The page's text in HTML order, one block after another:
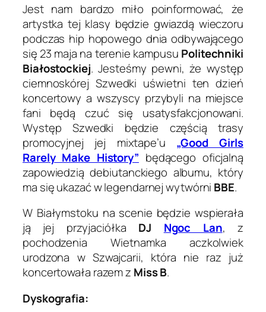
Jest nam bardzo miło poinformować, że
artystka tej klasy będzie gwiazdą wieczoru
podczas hip hopowego dnia odbywającego
się 23 maja na terenie kampusu Politechniki
Białostockiej. Jesteśmy pewni, że występ
ciemnoskórej Szwedki uświetni ten dzień
koncertowy a wszyscy przybyli na miejsce
fani będą czuć się usatysfakcjonowani.
Występ Szwedki będzie częścią trasy
promocyjnej jej mixtape’u „Good Girls
Rarely Make History” będącego oficjalną
zapowiedzią debiutanckiego albumu, który
ma się ukazać w legendarnej wytwórni BBE.
W Białymstoku na scenie będzie wspierała
ją jej przyjaciółka DJ Ngoc Lan, z
pochodzenia Wietnamka aczkolwiek
urodzona w Szwajcarii, która nie raz już
koncertowała razem z Miss B.
Dyskografia: